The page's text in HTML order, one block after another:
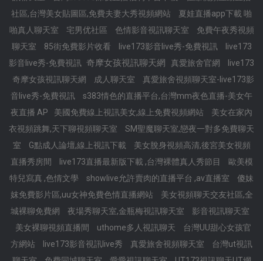
社區,台灣美女貼圖區,免費夫妻大秀視頻網站
夏娃直播app下載 啪
啪真人聊天室
宅男优社區 色情影音視訊聊天室
免費午夜秀視頻
聊天室
85街免費影片收看 live173影音live秀-免費視訊
live173
影音live秀-免費視訊 奇摩女孩視訊聊天網 真愛旅舍官網
live173
奇摩女孩視訊聊天網
成人聊天室
真愛旅舍視頻聊天室-live173影
音live秀-免費視訊
s383情色的直播平台,台灣mm夜色直播-美女午
夜直播 AP
美國免費線上視訊美女,線上免費視頻網站
美女在家內
衣視頻跳舞,天下聊視頻聊天室
SM聖魔聊天室,戀夜一對多免費聊天
室
G點成人論壇,線上視訊下載
美女脫身視頻高清,後宮美女視頻
直播秀房間
live173直播最新版下載 ,台灣裸體真人秀節目
歐美模
特兒寫真 ,色情文學
showlive允許賣肉的直播平台 ,av直播室
傻妹
妺免費影片區,uu女神免費色情直播網站
美女視頻聊天交友社區,全
城裸聊免費網
夜場秀聊天室,金瓶梅視訊聊天室
影音視訊聊天室
美女裸聊視頻直播間
uthome多人視訊聊天
台灣UU甜心女孩官
方網站
live173影音視訊live秀 真愛旅舍視頻聊天室
台灣ut視訊